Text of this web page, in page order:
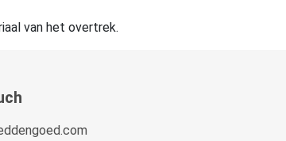
van het overtrek.